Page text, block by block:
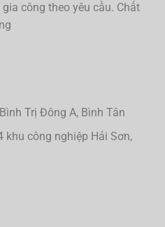
công theo yêu cầu. Chất
Trị Đông A, Bình Tân
công nghiệp Hải Sơn,